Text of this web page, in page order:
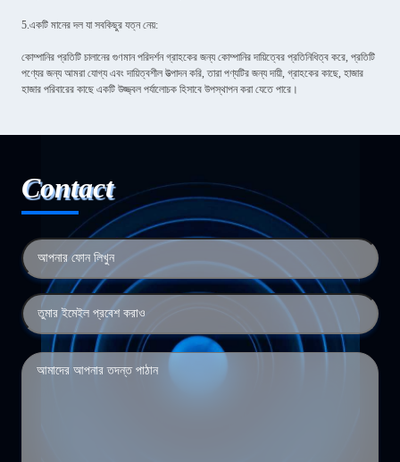
5.একটি মানের দল যা সবকিছুর যত্ন নেয়:
কোম্পানির প্রতিটি চালানের গুণমান পরিদর্শন গ্রাহকের জন্য কোম্পানির দায়িত্বের প্রতিনিধিত্ব করে, প্রতিটি
পণ্যের জন্য আমরা যোগ্য এবং দায়িত্বশীল উত্পাদন করি, তারা পণ্যটির জন্য দায়ী, গ্রাহকের কাছে, হাজার
হাজার পরিবারের কাছে একটি উজ্জ্বল পর্যালোচক হিসাবে উপস্থাপন করা যেতে পারে।
Contact